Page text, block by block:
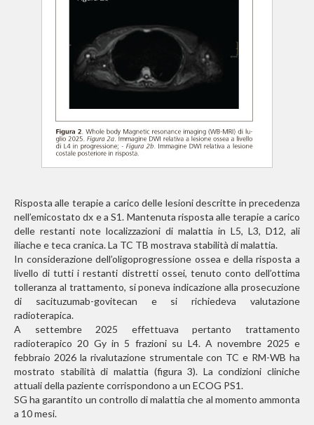
Risposta alle terapie a carico delle lesioni descritte in precedenza
nell’emicostato dx e a S1. Mantenuta risposta alle terapie a carico
delle restanti note localizzazioni di malattia in L5, L3, D12, ali
iliache e teca cranica. La TC TB mostrava stabilità di malattia.
In considerazione dell’oligoprogressione ossea e della risposta a
livello di tutti i restanti distretti ossei, tenuto conto dell’ottima
tolleranza al trattamento, si poneva indicazione alla prosecuzione
di sacituzumab-govitecan e si richiedeva valutazione
radioterapica.
A settembre 2025 effettuava pertanto trattamento
radioterapico 20 Gy in 5 frazioni su L4. A novembre 2025 e
febbraio 2026 la rivalutazione strumentale con TC e RM-WB ha
mostrato stabilità di malattia (figura 3). La condizioni cliniche
attuali della paziente corrispondono a un ECOG PS1.
SG ha garantito un controllo di malattia che al momento ammonta
a 10 mesi.